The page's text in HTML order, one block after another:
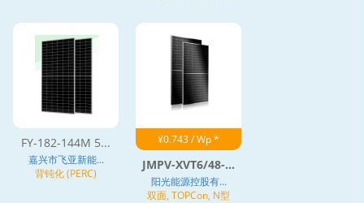
FY-182-144M 5...
嘉兴市飞亚新能...
背钝化 (PERC)
¥0.743 / Wp *
JMPV-XVT6/48-...
阳光能源控股有...
双面, TOPCon, N型